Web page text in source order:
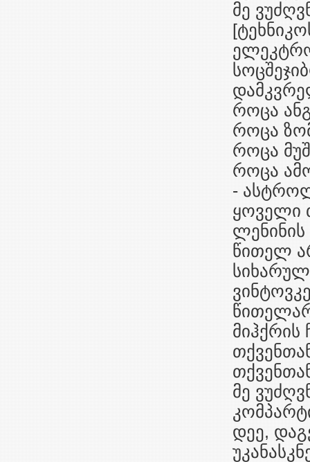
მე
როცა
როცა
როცა
როცა
-
ყოველი
ლენინის
წითელ
მიჰქრის
მე
დეე,